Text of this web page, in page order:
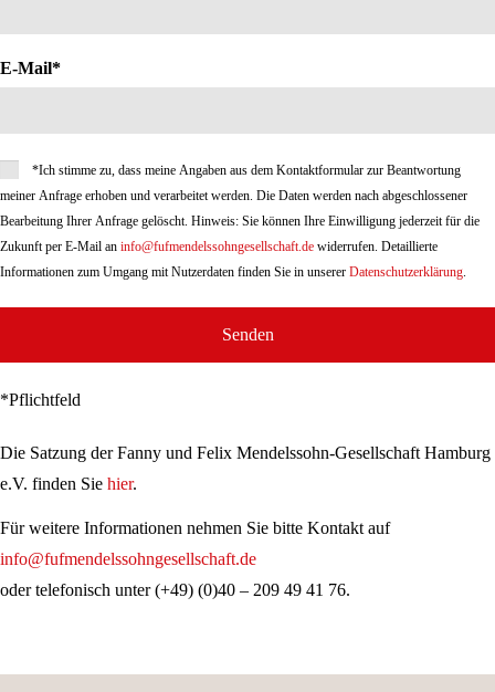
E-Mail*
*Ich stimme zu, dass meine Angaben aus dem Kontaktformular zur Beantwortung
meiner Anfrage erhoben und verarbeitet werden. Die Daten werden nach abgeschlossener
Bearbeitung Ihrer Anfrage gelöscht. Hinweis: Sie können Ihre Einwilligung jederzeit für die
Zukunft per E-Mail an info@fufmendelssohngesellschaft.de widerrufen. Detaillierte
Informationen zum Umgang mit Nutzerdaten finden Sie in unserer Datenschutzerklärung.
Senden
*Pflichtfeld
Die Satzung der Fanny und Felix Mendelssohn-Gesellschaft Hamburg
e.V. finden Sie hier.
Für weitere Informationen nehmen Sie bitte Kontakt auf
info@fufmendelssohngesellschaft.de
oder telefonisch unter (+49) (0)40 – 209 49 41 76.